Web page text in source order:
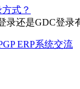
式？
还是GDC登录
ERP系统交流